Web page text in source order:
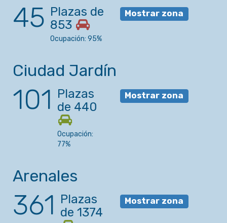
45 Plazas de
853
Ocupación: 95%
Mostrar zona
Ciudad Jardín
101 Plazas
de 440
Ocupación:
77%
Mostrar zona
Arenales
361 Plazas
de 1374
Mostrar zona